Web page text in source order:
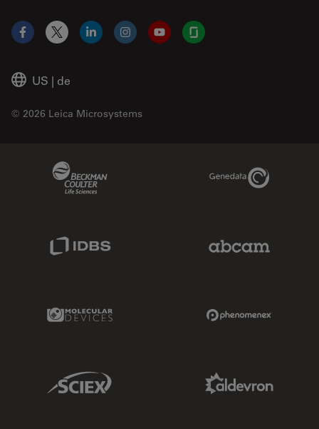
US | de
© 2026 Leica Microsystems
Facebook
X LinkedInInstagramYouTubeGlassdoor
Genedata Link
Molecular Devices Link
Sciex Link